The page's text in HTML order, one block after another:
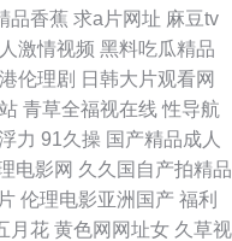
网页 51青草视频在线 国产六
免费高清网站 91磁力 韩国福
合网址 午夜三级啪啪 综合色图
妇综合网 91次园 91老司机综
品香蕉 求a片网址 麻豆tv
激情视频 黑料吃瓜精品
伦理剧 日韩大片观看网
青草全福视在线 性导航
力 91久操 国产精品成人
电影网 久久国自产拍精品
伦理电影亚洲国产 福利
月花 黄色网网址女 久草视